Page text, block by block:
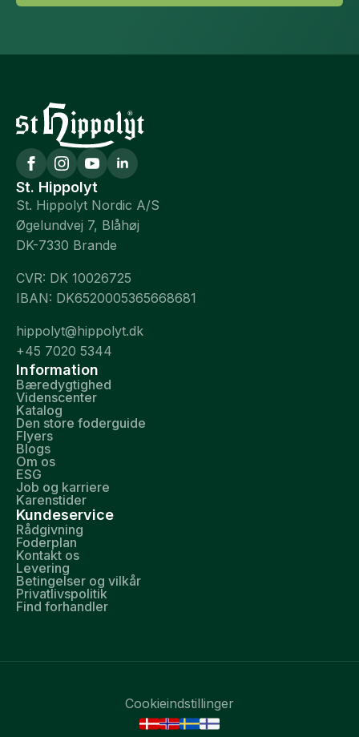
St. Hippolyt
St. Hippolyt Nordic A/S
Øgelundvej 7, Blåhøj
DK-7330 Brande
CVR: DK 10026725
IBAN: DK6520005365668681
hippolyt@hippolyt.dk
+45 7020 5344
Information
Bæredygtighed
Videnscenter
Katalog
Den store foderguide
Flyers
Blogs
Om os
ESG
Job og karriere
Karenstider
Kundeservice
Rådgivning
Foderplan
Kontakt os
Levering
Betingelser og vilkår
Privatlivspolitik
Find forhandler
Cookieindstillinger